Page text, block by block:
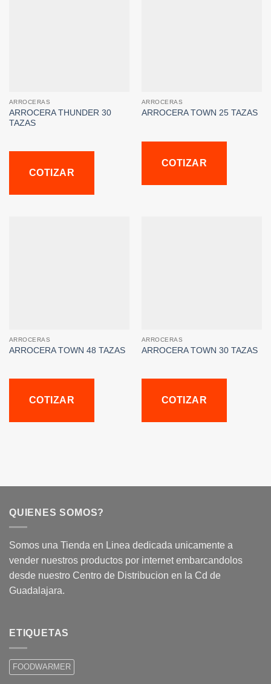
ARROCERAS
ARROCERA THUNDER 30
TAZAS
COTIZAR
ARROCERAS
ARROCERA TOWN 25 TAZAS
COTIZAR
ARROCERAS
ARROCERA TOWN 48 TAZAS
COTIZAR
ARROCERAS
ARROCERA TOWN 30 TAZAS
COTIZAR
QUIENES SOMOS?
Somos una Tienda en Linea dedicada unicamente a
vender nuestros productos por internet embarcandolos
desde nuestro Centro de Distribucion en la Cd de
Guadalajara.
ETIQUETAS
FOODWARMER